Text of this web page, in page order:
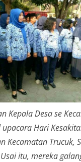
Kepala Desa se
upacara Hari
Kecamatan Trucuk,
itu, mereka